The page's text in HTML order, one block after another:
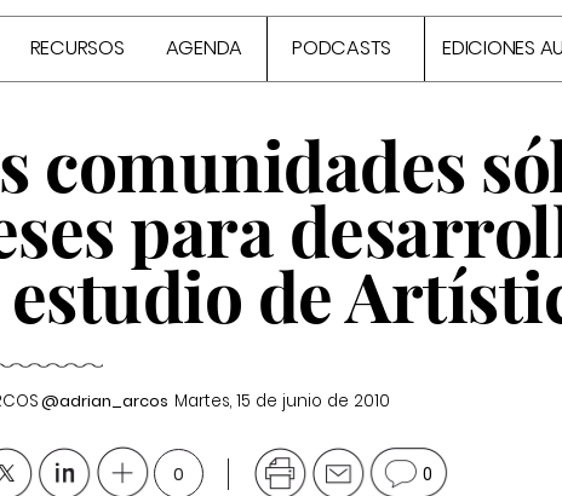
RECURSOS AGENDA PODCASTS EDICIONES
comunidades
para
estudio de
@adrian_arcos Martes, 15 de junio de 2010
0 0